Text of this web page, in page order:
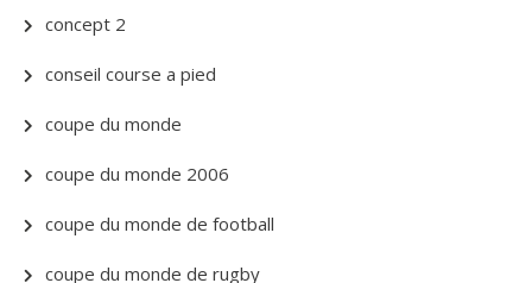
concept 2
conseil course a pied
coupe du monde
coupe du monde 2006
coupe du monde de football
coupe du monde de rugby